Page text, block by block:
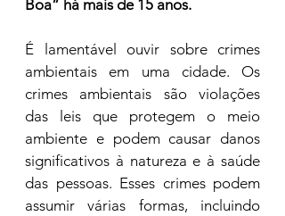
Boa” há mais de 15 anos.
É lamentável ouvir sobre crimes
ambientais em uma cidade. Os
crimes ambientais são violações
das leis que protegem o meio
ambiente e podem causar danos
significativos à natureza e à saúde
das pessoas. Esses crimes podem
assumir várias formas, incluindo